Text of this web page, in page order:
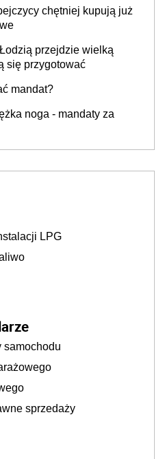
chętniej kupują już
przejdzie wielką
się przygotować
mandat?
noga - mandaty za
LPG
samochodu
sprzedaży